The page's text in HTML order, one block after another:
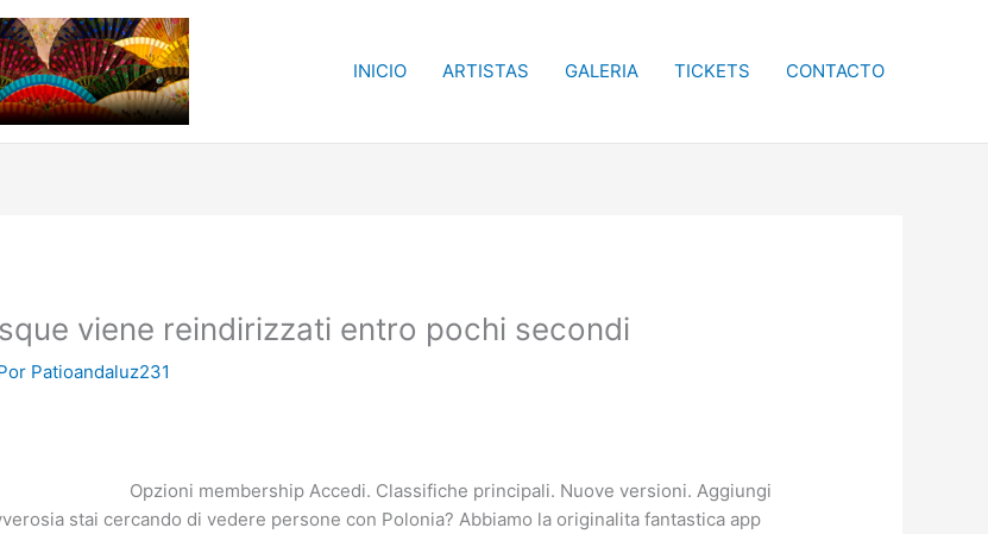
INICIO ARTISTAS GALERIA TICKETS CONTACTO
viene reindirizzati entro pochi secondi
Patioandaluz231
Opzioni membership Accedi. Classifiche principali. Nuove versioni. Aggiungi
stai cercando di vedere persone con Polonia? Abbiamo la originalita fantastica app